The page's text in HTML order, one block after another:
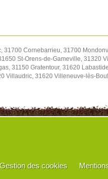
31700 Cornebarrieu, 31700
St-Orens-de-Gameville, 31320
31150 Gratentour, 31620
Villaudric, 31620 Villeneuve-lès-
Gestion des cookies